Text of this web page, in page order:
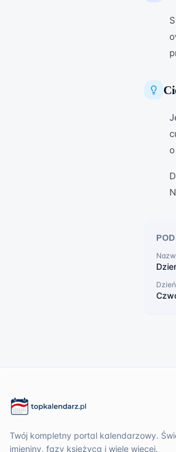
Twój kompletny portal kalendarzowy.
imieniny, fazy księżyca i wiele więcej.